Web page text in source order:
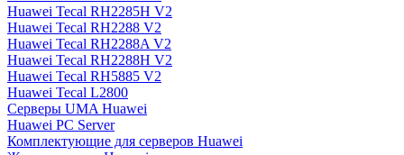
Huawei Tecal RH2285H V2
Huawei Tecal RH2288 V2
Huawei Tecal RH2288A V2
Huawei Tecal RH2288H V2
Huawei Tecal RH5885 V2
Huawei Tecal L2800
Серверы UMA Huawei
Huawei PC Server
Комплектующие для серверов Huawei